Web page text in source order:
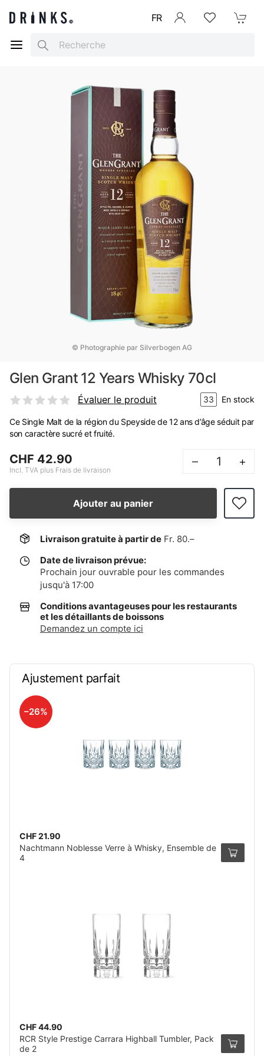
FR
Search
© Photographie par Silverbogen AG
Glen Grant 12 Years Whisky 70cl
Évaluer le produit 33 En stock
Ce Single Malt de la région du Speyside de 12 ans d’âge séduit par
son caractère sucré et fruité.
CHF 42.90
Incl. TVA plus Frais de livraison
– +
Ajouter au panier
Livraison gratuite à partir de Fr. 80.–
Date de livraison prévue:
Prochain jour ouvrable pour les commandes
jusqu'à 17:00
Conditions avantageuses pour les restaurants
et les détaillants de boissons
Demandez un compte ici
Ajustement parfait
–26%
CHF 21.90
Nachtmann Noblesse Verre à Whisky, Ensemble de
4
CHF 44.90
RCR Style Prestige Carrara Highball Tumbler, Pack
de 2